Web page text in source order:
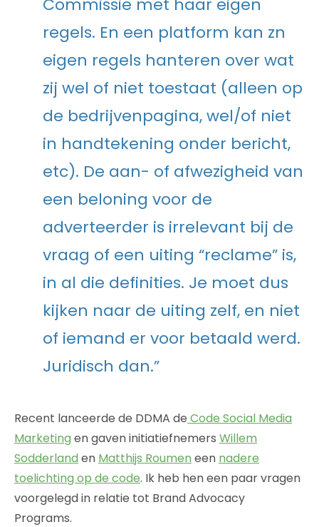
regels. En een platform kan zn
eigen regels hanteren over wat
zij wel of niet toestaat (alleen op
de bedrijvenpagina, wel/of niet
in handtekening onder bericht,
etc). De aan- of afwezigheid van
een beloning voor de
adverteerder is irrelevant bij de
vraag of een uiting “reclame” is,
in al die definities. Je moet dus
kijken naar de uiting zelf, en niet
of iemand er voor betaald werd.
Juridisch dan.”
Recent lanceerde de DDMA de Code Social Media
Marketing en gaven initiatiefnemers Willem
Sodderland en Matthijs Roumen een nadere
toelichting op de code. Ik heb hen een paar vragen
voorgelegd in relatie tot Brand Advocacy
Programs.